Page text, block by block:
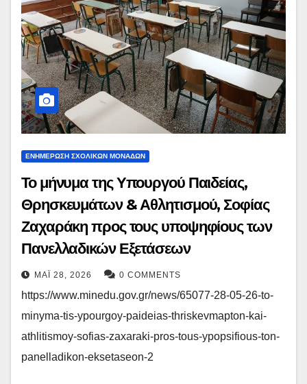
ΕΝΗΜΕΡΩΣΗ ΣΧΟΛΙΚΩΝ ΜΟΝΑΔΩΝ
Το μήνυμα της Υπουργού Παιδείας,
Θρησκευμάτων & Αθλητισμού, Σοφίας
Ζαχαράκη προς τους υποψηφίους των
Πανελλαδικών Εξετάσεων
ΜΆΙ 28, 2026 0 COMMENTS
https://www.minedu.gov.gr/news/65077-28-05-26-to-
minyma-tis-ypourgoy-paideias-thriskevmapton-kai-
athlitismoy-sofias-zaxaraki-pros-tous-ypopsifious-ton-
panelladikon-eksetaseon-2